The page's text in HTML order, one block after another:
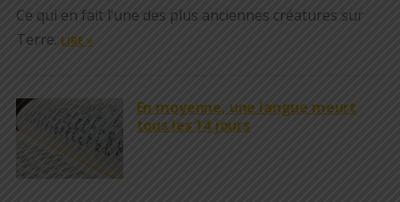
Ce qui en fait l’une des plus anciennes créatures sur
Terre. LIRE »
En moyenne, une langue meurt
tous les 14 jours